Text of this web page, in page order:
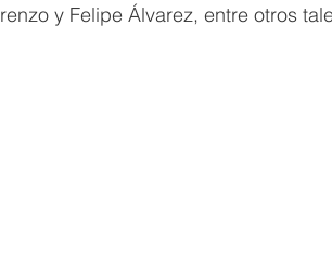
y Felipe Álvarez, entre otros